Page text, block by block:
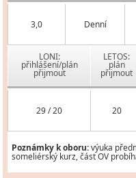
3,0 Denní
LONI:
přihlášení/plán
přijmout
LETOS:
plán
přijmout
29 / 20 20
Poznámky k oboru:výuka
someliérský kurz, část OV